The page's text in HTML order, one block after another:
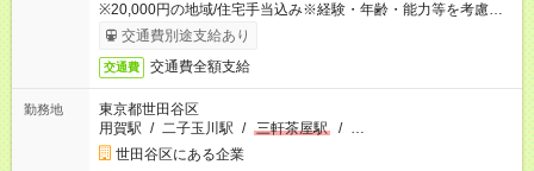
※20,000円の地域/住宅手当込み※経験・年齢・能力等を考慮し
て加給・優遇します。★同一就業先で1年以上継続したら月1万
円の継続手当支給
交通費別途支給あり
交通費 交通費全額支給
勤務地
東京都世田谷区
用賀駅 / 二子玉川駅 / 三軒茶屋駅 / …
世田谷区にある企業